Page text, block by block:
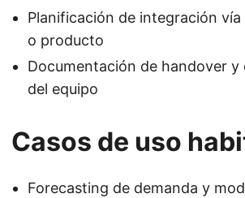
Planificación de integración
o producto
Documentación de handover y
del equipo
Casos de uso
Forecasting de demanda y